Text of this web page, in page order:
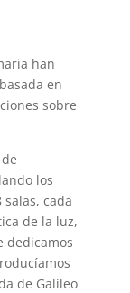
han
en
sobre
los
cada
de la luz,
dedicamos
de Galileo